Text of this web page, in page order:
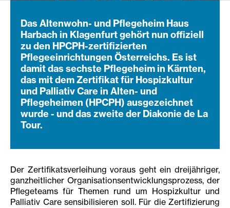
Das Altenwohn- und Pflegeheim Haus
Harbach in Klagenfurt gehört nun offiziell
zu den HPCPH-zertifizierten
Pflegeeinrichtungen Österreichs. Es ist
damit das sechste Pflegeheim in Kärnten,
das mit dem Zertifikat für Hospizkultur
und Palliativ Care in Alten- und
Pflegeheimen (HPCPH) ausgezeichnet
wurde - und das zweite der Diakonie de La
Tour.
Der Zertifikatsverleihung voraus geht ein dreijähriger,
ganzheitlicher Organisationsentwicklungsprozess, der
Pflegeteams für Themen rund um Hospizkultur und
Palliativ Care sensibilisieren soll. Für die Zertifizierung